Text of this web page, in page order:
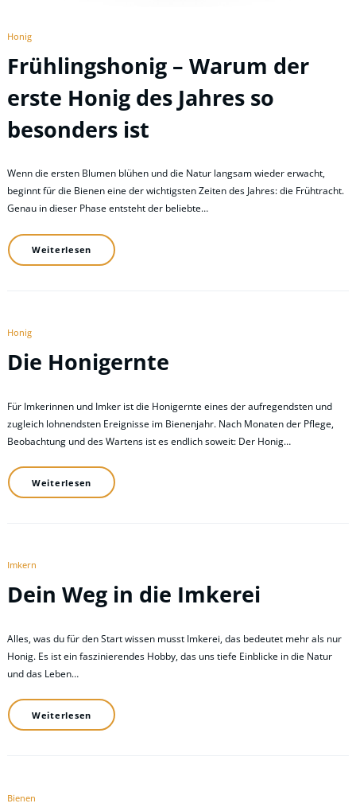
Honig
Frühlingshonig – Warum der
erste Honig des Jahres so
besonders ist
Wenn die ersten Blumen blühen und die Natur langsam wieder erwacht,
beginnt für die Bienen eine der wichtigsten Zeiten des Jahres: die Frühtracht.
Genau in dieser Phase entsteht der beliebte…
Weiterlesen
Honig
Die Honigernte
Für Imkerinnen und Imker ist die Honigernte eines der aufregendsten und
zugleich lohnendsten Ereignisse im Bienenjahr. Nach Monaten der Pflege,
Beobachtung und des Wartens ist es endlich soweit: Der Honig…
Weiterlesen
Imkern
Dein Weg in die Imkerei
Alles, was du für den Start wissen musst Imkerei, das bedeutet mehr als nur
Honig. Es ist ein faszinierendes Hobby, das uns tiefe Einblicke in die Natur
und das Leben…
Weiterlesen
Bienen